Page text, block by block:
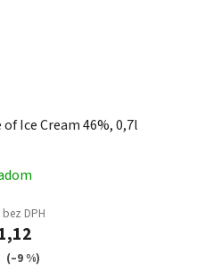
Ice Cream 46%, 0,7l
DPH
(–9 %)